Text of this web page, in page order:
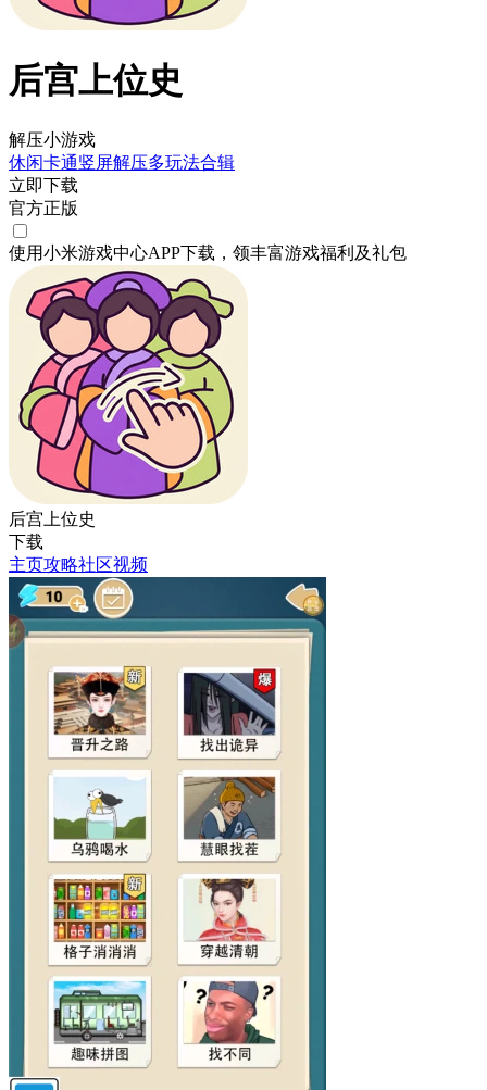
后宫上位史
解压小游戏
休闲卡通竖屏解压多玩法合辑
立即下载
官方正版
使用小米游戏中心APP下载 ，领丰富游戏福利 及礼包
后宫上位史
下载
主页攻略社区视频